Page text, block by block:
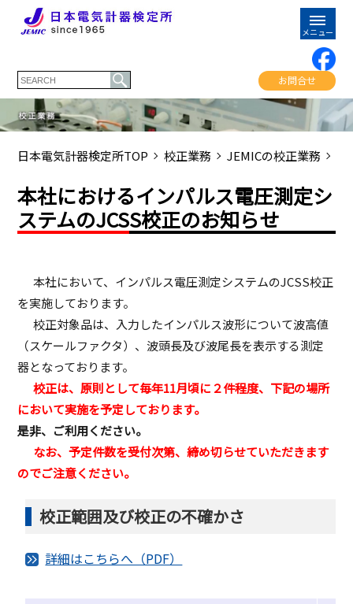
お問合せ
日本電気計器検定所TOP 校正業務 JEMICの校正業務
本社におけるインパルス電圧測定シ
ステムのJCSS校正のお知らせ
本社において、インパルス電圧測定システムのJCSS校正
を実施しております。
校正対象品は、入力したインパルス波形について波高値
（スケールファクタ）、波頭長及び波尾長を表示する測定
器となっております。
校正は、原則として毎年11月頃に２件程度、下記の場所
において実施を予定しております。
是非、ご利用ください。
なお、予定件数を受付次第、締め切らせていただきます
のでご注意ください。
校正範囲及び校正の不確かさ
詳細はこちらへ（PDF）